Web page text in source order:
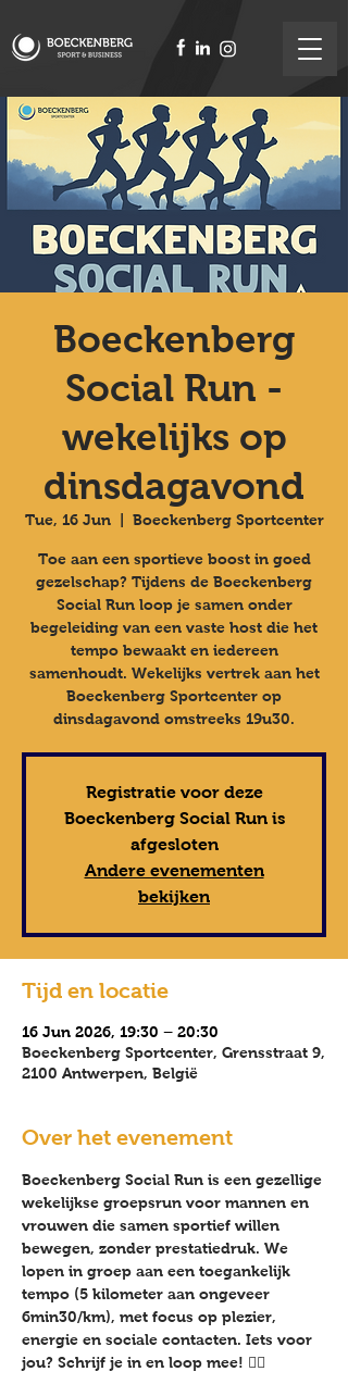
Boeckenberg
Social Run -
wekelijks op
dinsdagavond
Tue, 16 Jun
  |
Boeckenberg Sportcenter
Toe aan een sportieve boost in goed
gezelschap? Tijdens de Boeckenberg
Social Run loop je samen onder
begeleiding van een vaste host die het
tempo bewaakt en iedereen
samenhoudt.​ Wekelijks vertrek aan het
Boeckenberg Sportcenter op
dinsdagavond omstreeks 19u30.
Registratie voor deze
Boeckenberg Social Run is
afgesloten
Andere evenementen
bekijken
Tijd en locatie
16 Jun 2026, 19:30 – 20:30
Boeckenberg Sportcenter, Grensstraat 9,
2100 Antwerpen, België
Over het evenement
Boeckenberg Social Run is een gezellige
wekelijkse groepsrun voor mannen en
vrouwen die samen sportief willen
bewegen, zonder prestatiedruk. We
lopen in groep aan een toegankelijk
tempo (5 kilometer aan ongeveer
6min30/km), met focus op plezier,
energie en sociale contacten. Iets voor
jou? Schrijf je in en loop mee! 🏃‍♂️